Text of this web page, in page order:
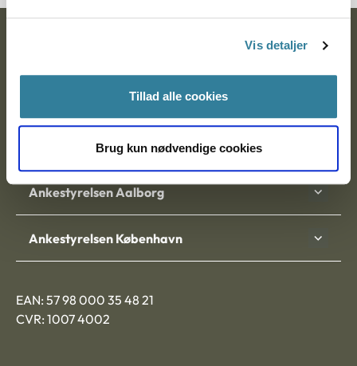
Vis detaljer
Tillad alle cookies
Brug kun nødvendige cookies
Postadresse:
9000 Aalborg
Ankestyrelsen Aalborg
Ankestyrelsen København
EAN: 57 98 000 35 48 21
CVR: 1007 4002